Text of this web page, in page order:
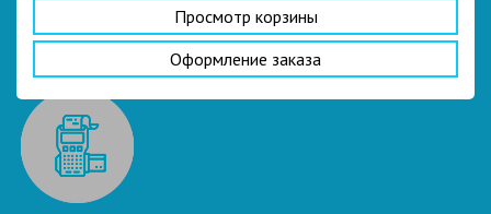
На нашем складе есть постоянный запас масок,
санитайзеров и другой продукции нашего производства.
Просмотр корзины
Оформление заказа